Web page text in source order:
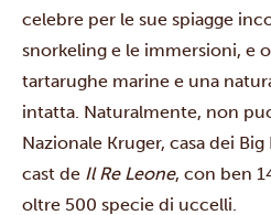
celebre per le sue spiagge
snorkeling e le immersioni, e
tartarughe marine e una
intatta. Naturalmente, non
Nazionale Kruger, casa dei
cast de Il Re Leone, con ben
oltre 500 specie di uccelli.